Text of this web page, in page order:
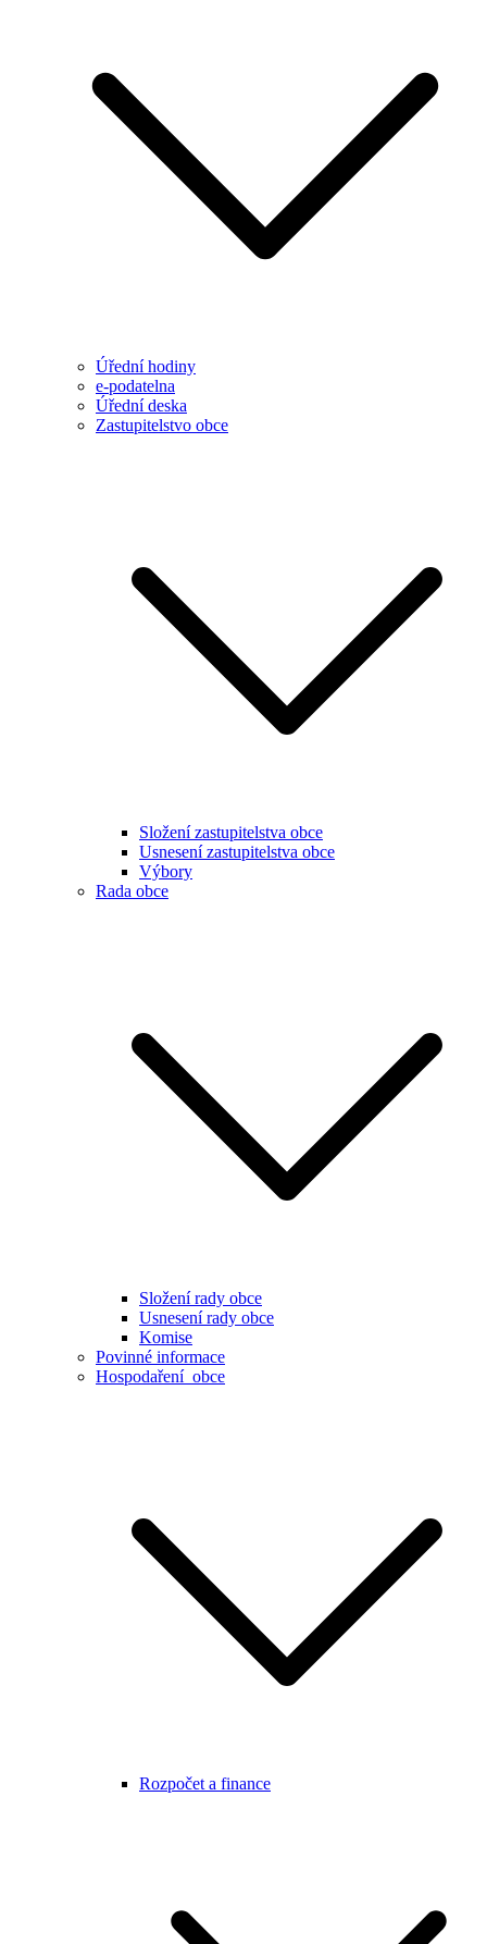
Úřední hodiny
e-podatelna
Úřední deska
Zastupitelstvo obce
Složení zastupitelstva obce
Usnesení zastupitelstva obce
Výbory
Rada obce
Složení rady obce
Usnesení rady obce
Komise
Povinné informace
Hospodaření obce
Rozpočet a finance